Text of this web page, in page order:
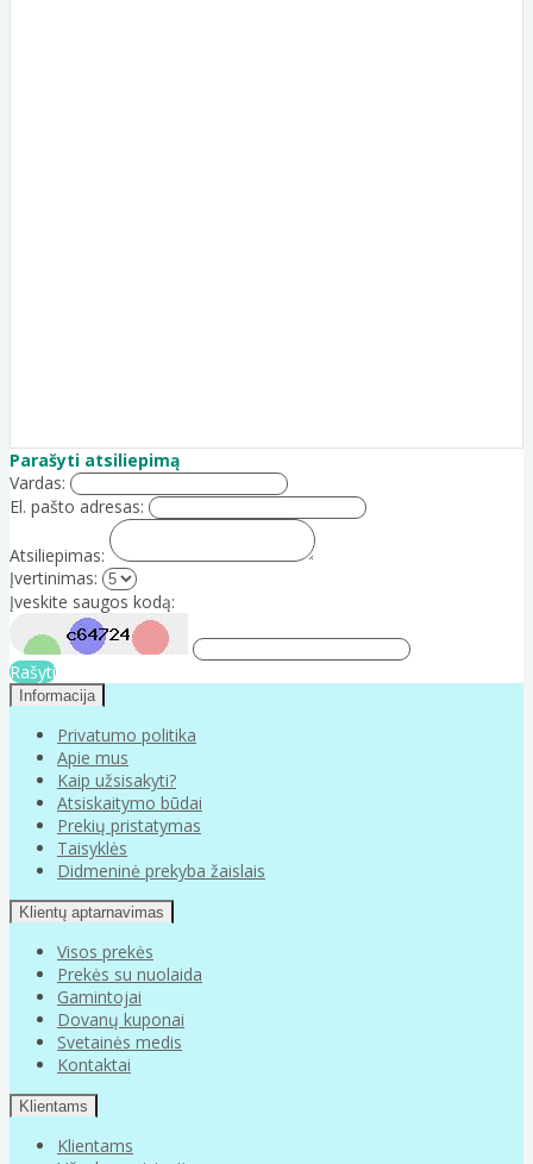
Parašyti atsiliepimą
Vardas:
El. pašto adresas:
Atsiliepimas:
Įvertinimas:
Įveskite saugos kodą:
Rašyti
Informacija
Privatumo politika
Apie mus
Kaip užsisakyti?
Atsiskaitymo būdai
Prekių pristatymas
Taisyklės
Didmeninė prekyba žaislais
Klientų aptarnavimas
Visos prekės
Prekės su nuolaida
Gamintojai
Dovanų kuponai
Svetainės medis
Kontaktai
Klientams
Klientams